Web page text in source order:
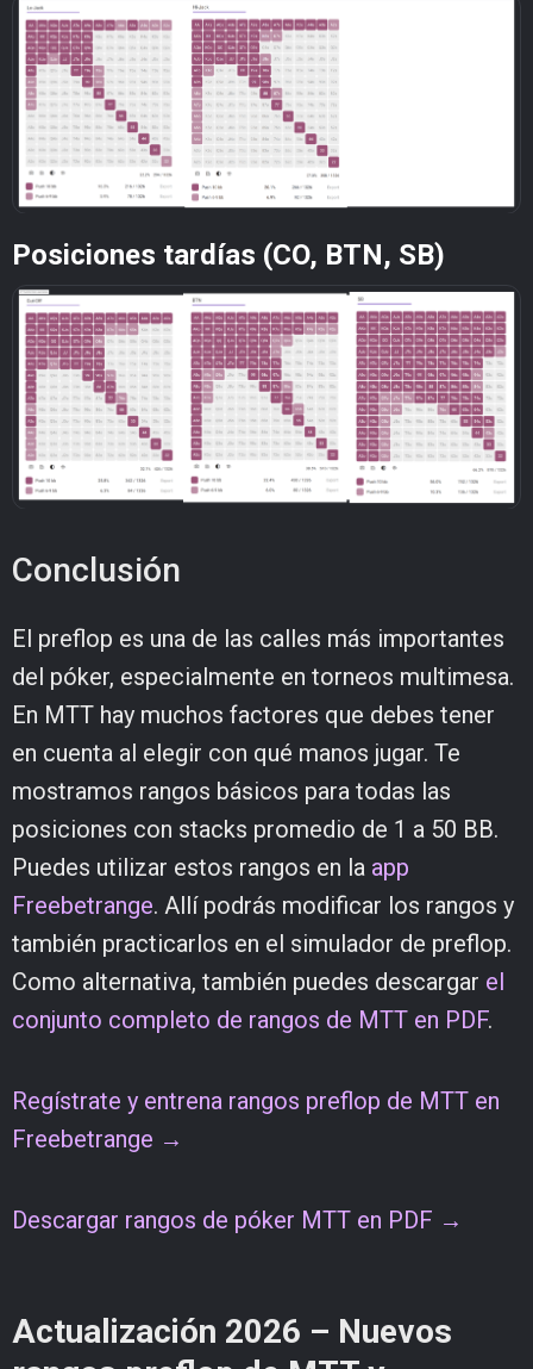
Posiciones tardías (CO, BTN, SB)
Conclusión
El preflop es una de las calles más importantes
del póker, especialmente en torneos multimesa.
En MTT hay muchos factores que debes tener
en cuenta al elegir con qué manos jugar. Te
mostramos rangos básicos para todas las
posiciones con stacks promedio de 1 a 50 BB.
Puedes utilizar estos rangos en la app
Freebetrange. Allí podrás modificar los rangos y
también practicarlos en el simulador de preflop.
Como alternativa, también puedes descargar el
conjunto completo de rangos de MTT en PDF.
Regístrate y entrena rangos preflop de MTT en
Freebetrange →
Descargar rangos de póker MTT en PDF →
Actualización 2026 – Nuevos